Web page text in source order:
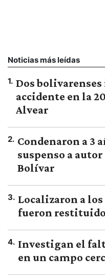
Noticias más leídas
1. Dos
accidente en la
Alvear
2. Condenaron a 3
suspenso a
Bolívar
3. Localizaron a
fueron
4. Investigan el
en un campo